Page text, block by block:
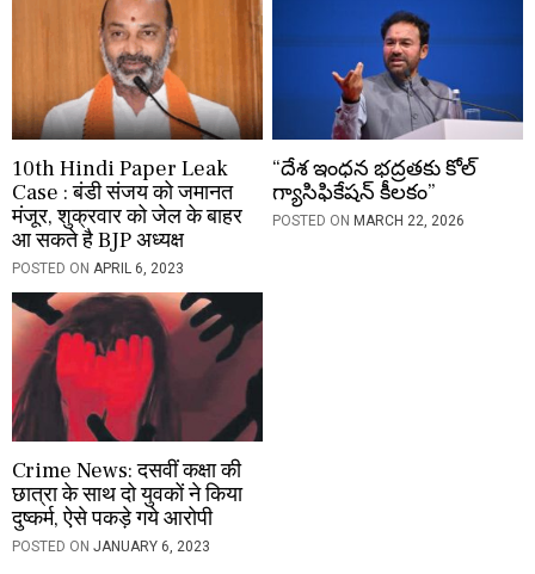
10th Hindi Paper Leak
Case : बंडी संजय को जमानत
मंजूर, शुक्रवार को जेल के बाहर
आ सकते है BJP अध्यक्ष
POSTED ON APRIL 6, 2023
“దేశ ఇంధన భద్రతకు కోల్
గ్యాసిఫికేషన్ కీలకం”
POSTED ON MARCH 22, 2026
Crime News: दसवीं कक्षा की
छात्रा के साथ दो युवकों ने किया
दुष्कर्म, ऐसे पकड़े गये आरोपी
POSTED ON JANUARY 6, 2023